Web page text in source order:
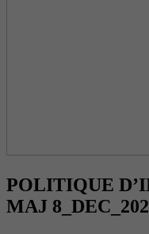
POLITIQUE
MAJ